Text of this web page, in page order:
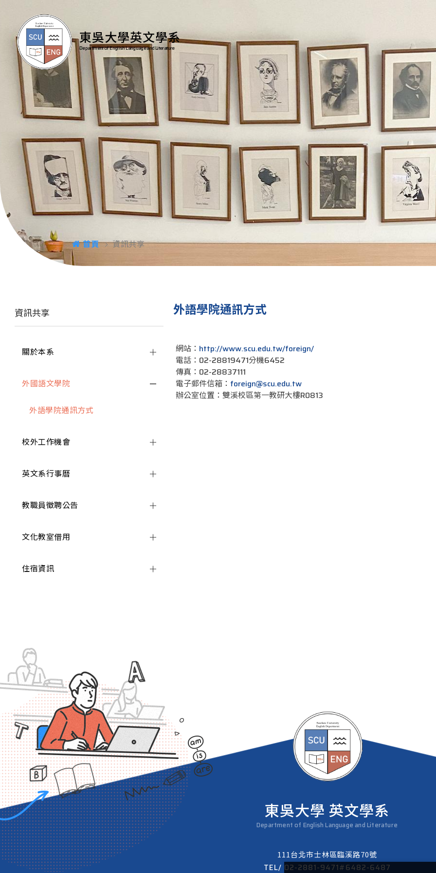
東吳大學英文學系
Department of English Language and Literature
首頁 資訊共享
資訊共享
關於本系
外國語文學院
外語學院通訊方式
校外工作機會
英文系行事曆
教職員徵聘公告
文化教室借用
住宿資訊
外語學院通訊方式
網站： http://www.scu.edu.tw/foreign/
電話：02-28819471分機6452
傳真：02-28837111
電子郵件信箱： foreign@scu.edu.tw
辦公室位置：雙溪校區第一教研大樓R0813
東吳大學 英文學系
Department of English Language and Literature
111台北市士林區臨溪路70號
TEL/ 02-2881-9471#6482-6487